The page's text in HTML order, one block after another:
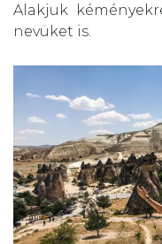
Alakjuk
nevüket is.